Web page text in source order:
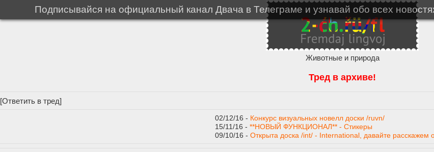
Животные и природа
Тред в архиве!
[Ответить в тред]
02/12/16 - Конкурс визуальных новелл доски /ruvn/
15/11/16 - **НОВЫЙ ФУНКЦИОНАЛ** - Стикеры
09/10/16 - Открыта доска /int/ - International, давайте расскажем
Подписывайся на официальный канал Двача в Телеграме и узнавай обо всех